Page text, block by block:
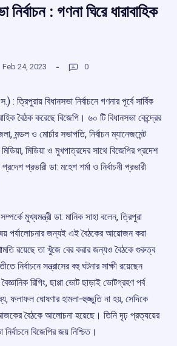
নির্বাচন : গণনা ঘিরে ধারাবাহিক
Feb 24, 2023 0
ত্রিপুরায় বিধানসভা নির্বাচনে গণনার পূর্বে সার্বিক
বৈঠক করেছে বিজেপি। ৬০ টি বিধানসভা কেন্দ্রের
মন্ডল ও মোর্চার সভাপতি, নির্বাচন ম্যানেজমেন্ট
মিডিয়া ও মুখপাত্রদের সাথে বিজেপির প্রদেশ
প্রভারী ডা: মহেশ শর্মা ও নির্বাচনী প্রভারী
মুখ্যমন্ত্রী ডা: মানিক সাহা বলেন, ত্রিপুরা
বিষয় পর্যালোচনার জন্যই এই বৈঠকের আয়োজন করা
রয়েছে তা খুঁজে বের করার জন্যও বৈঠকে গুরুত্ব
নির্বাচনে সন্ত্রাসের বহু ঘটনার সাক্ষী রয়েছেন
রিগিং, ছাপ্পা ভোট ছাড়াই ভোটগ্রহণ পর্ব
ফলাফল ঘোষণার হামলা-হুজ্জুতি না হয়, সেদিকে
বৈঠকে আলোচনা হয়েছে। তিনি দৃঢ় প্রত্যয়ের
বিজেপির জয় নিশ্চিত।